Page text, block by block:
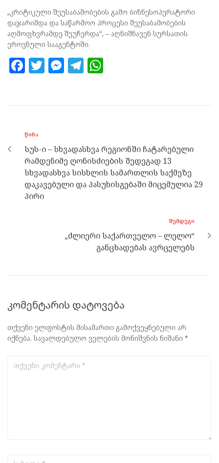
„კრიტიკული შეუსაბამობების გამო ბიზნესოპერატორი
დაჯარიმდა და საწარმოო პროცესი შეუსაბამობების
აღმოფხვრამდე შეუჩერდა“, – აღნიშნავენ სურსათის
ეროვნული სააგენტოში.
F
o
o
k
T M
er
T
m p
p
ᲬᲘᲜᲐ
სუს-ი – სხვადასხვა რეგიონში ჩატარებული
რამდენიმე ღონისძიების შედეგად 13
სხვადასხვა სისხლის სამართლის საქმეზე
დაკავებული და პასუხისგებაში მიცემულია 29
პირი
ᲨᲔᲛᲓᲔᲒᲘ
„ძლიერი საქართველო – ლელო“
განცხადებას ავრცელებს
კომენტარის დატოვება
თქვენი ელფოსტის მისამართი გამოქვეყნებული არ
იქნება. სავალდებულო ველების მონიშვნის ნიშანი *